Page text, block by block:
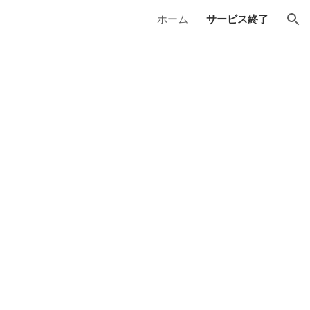
ホーム サービス終了